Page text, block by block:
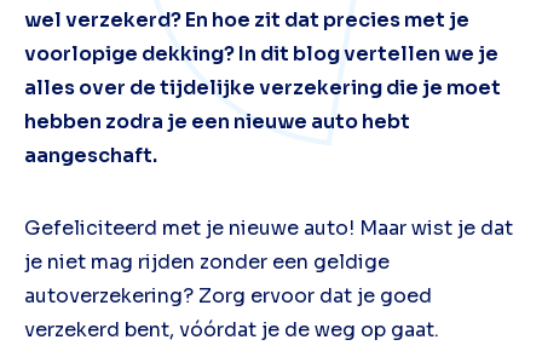
wel verzekerd? En hoe zit dat precies met je
voorlopige dekking? In dit blog vertellen we je
alles over de tijdelijke verzekering die je moet
hebben zodra je een nieuwe auto hebt
aangeschaft.
Gefeliciteerd met je nieuwe auto! Maar wist je dat
je niet mag rijden zonder een geldige
autoverzekering? Zorg ervoor dat je goed
verzekerd bent, vóórdat je de weg op gaat.